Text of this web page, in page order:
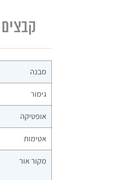
מבנה
גימור
אופטיקה
אטימות
מקור אור